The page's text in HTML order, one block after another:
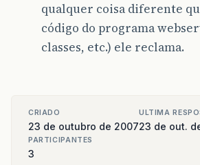
qualquer coisa diferente
código do programa
classes, etc.) ele reclama.
CRIADO
23 de outubro de 2007
ULTIMA
23 de out.
PARTICIPANTES
3